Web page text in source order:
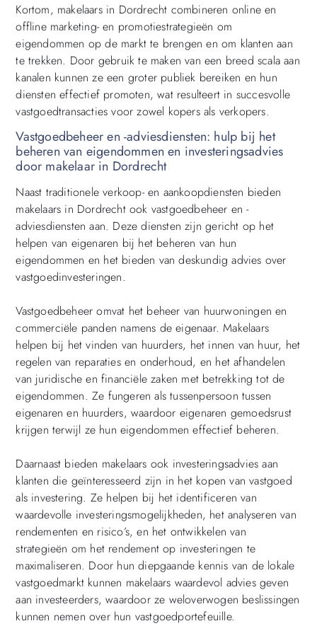
Kortom, makelaars in Dordrecht combineren online en
offline marketing- en promotiestrategieën om
eigendommen op de markt te brengen en om klanten aan
te trekken. Door gebruik te maken van een breed scala aan
kanalen kunnen ze een groter publiek bereiken en hun
diensten effectief promoten, wat resulteert in succesvolle
vastgoedtransacties voor zowel kopers als verkopers.
Vastgoedbeheer en -adviesdiensten: hulp bij het
beheren van eigendommen en investeringsadvies
door makelaar in Dordrecht
Naast traditionele verkoop- en aankoopdiensten bieden
makelaars in Dordrecht ook vastgoedbeheer en -
adviesdiensten aan. Deze diensten zijn gericht op het
helpen van eigenaren bij het beheren van hun
eigendommen en het bieden van deskundig advies over
vastgoedinvesteringen.
Vastgoedbeheer omvat het beheer van huurwoningen en
commerciële panden namens de eigenaar. Makelaars
helpen bij het vinden van huurders, het innen van huur, het
regelen van reparaties en onderhoud, en het afhandelen
van juridische en financiële zaken met betrekking tot de
eigendommen. Ze fungeren als tussenpersoon tussen
eigenaren en huurders, waardoor eigenaren gemoedsrust
krijgen terwijl ze hun eigendommen effectief beheren.
Daarnaast bieden makelaars ook investeringsadvies aan
klanten die geïnteresseerd zijn in het kopen van vastgoed
als investering. Ze helpen bij het identificeren van
waardevolle investeringsmogelijkheden, het analyseren van
rendementen en risico’s, en het ontwikkelen van
strategieën om het rendement op investeringen te
maximaliseren. Door hun diepgaande kennis van de lokale
vastgoedmarkt kunnen makelaars waardevol advies geven
aan investeerders, waardoor ze weloverwogen beslissingen
kunnen nemen over hun vastgoedportefeuille.